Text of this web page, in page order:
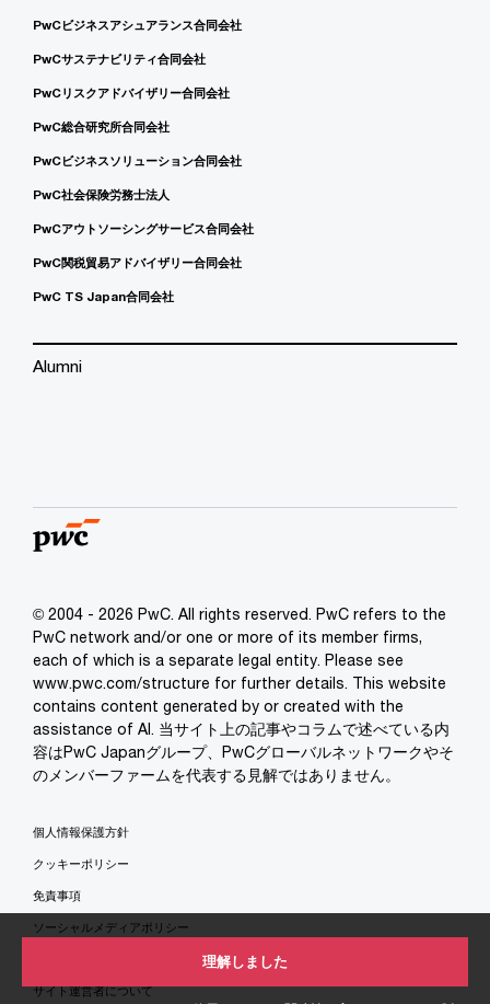
理解しました
PwCビジネスアシュアランス合同会社
PwCサステナビリティ合同会社
PwCリスクアドバイザリー合同会社
PwC総合研究所合同会社
PwCビジネスソリューション合同会社
PwC社会保険労務士法人
PwCアウトソーシングサービス合同会社
PwC関税貿易アドバイザリー合同会社
PwC TS Japan合同会社
Alumni
© 2004 - 2026 PwC. All rights reserved. PwC refers to the
PwC network and/or one or more of its member firms,
each of which is a separate legal entity. Please see
www.pwc.com/structure for further details. This website
contains content generated by or created with the
assistance of AI. 当サイト上の記事やコラムで述べている内
容はPwC Japanグループ、PwCグローバルネットワークやそ
のメンバーファームを代表する見解ではありません。
個人情報保護方針
クッキーポリシー
免責事項
ソーシャルメディアポリシー
サイト運営者について